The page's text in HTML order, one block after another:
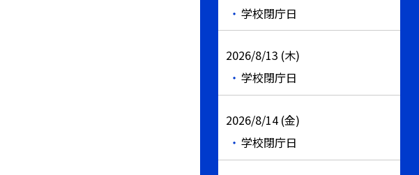
学校閉庁日
2026/8/13 (木)
学校閉庁日
2026/8/14 (金)
学校閉庁日